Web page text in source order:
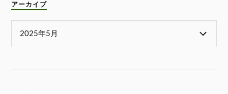
アーカイブ